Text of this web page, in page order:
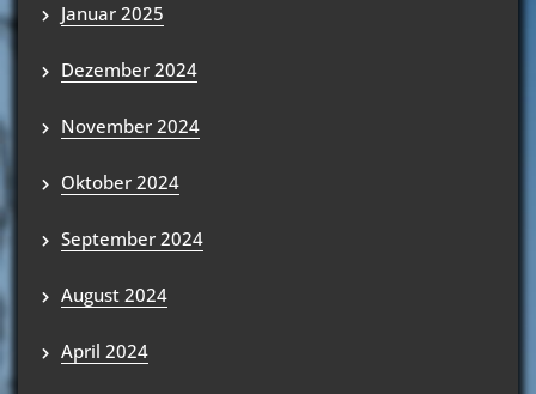
Januar 2025
Dezember 2024
November 2024
Oktober 2024
September 2024
August 2024
April 2024